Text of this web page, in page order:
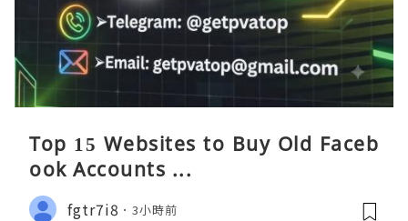
Top 15 Websites to Buy Old Faceb
ook Accounts ...
fgtr7i8 3小時前